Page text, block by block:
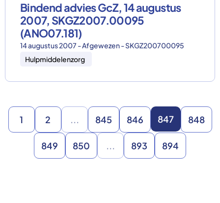
Bindend advies GcZ, 14 augustus
2007, SKGZ2007.00095
(ANO07.181)
14 augustus 2007 - Afgewezen - SKGZ200700095
Hulpmiddelenzorg
1 2 ... 845 846 847 848
849 850 ... 893 894